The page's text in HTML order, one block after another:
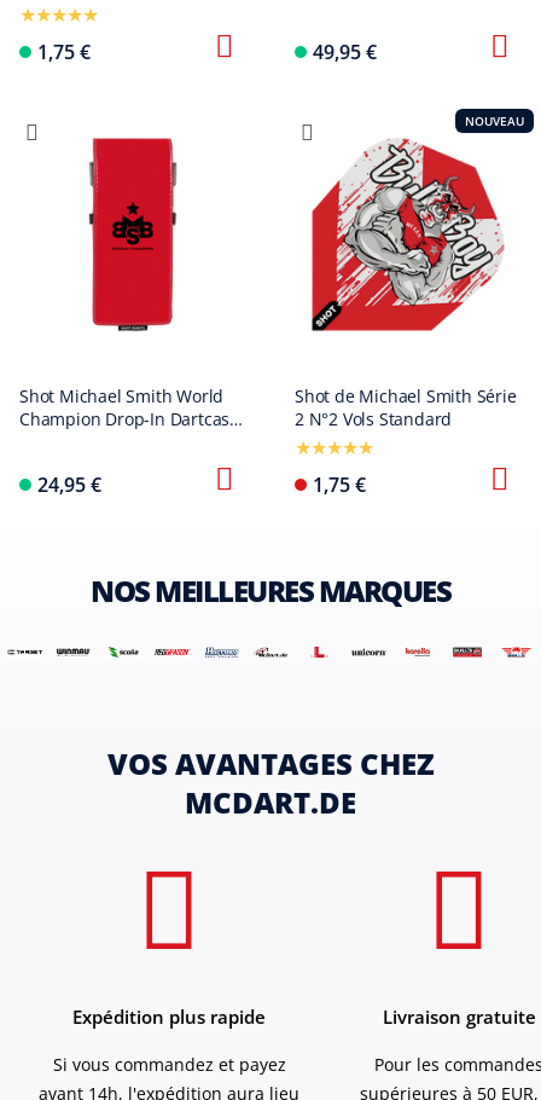
1,75 € 49,95 €
Shot Michael Smith World
Champion Drop-In Dartcase
24,95 €
NOUVEAU
Shot de Michael Smith Série
2 N°2 Vols Standard
1,75 €
NOS MEILLEURES MARQUES
VOS AVANTAGES CHEZ
MCDART.DE
Expédition plus rapide
Si vous commandez et payez
avant 14h, l'expédition aura lieu
Livraison gratuite
Pour les
supérieures à 50